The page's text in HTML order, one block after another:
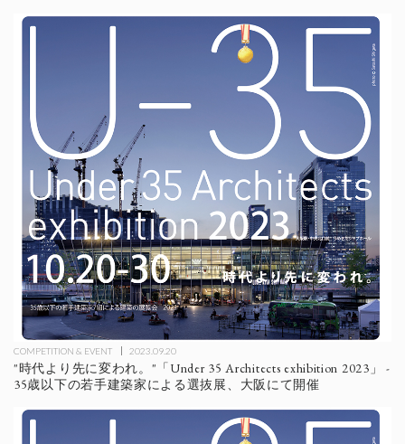
COMPETITION & EVENT 2023.09.20
"時代より先に変われ。"「Under 35 Architects exhibition 2023」 -
35歳以下の若手建築家による選抜展、大阪にて開催